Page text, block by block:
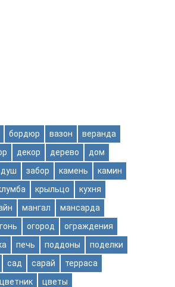
бордюр вазон
веранда
декор дерево
дом
душ забор камень
камин
крыльцо
кухня
мангал
мансарда
огород
ограждения
печь поддоны
поделки
сад сарай
терраса
цветник цветы